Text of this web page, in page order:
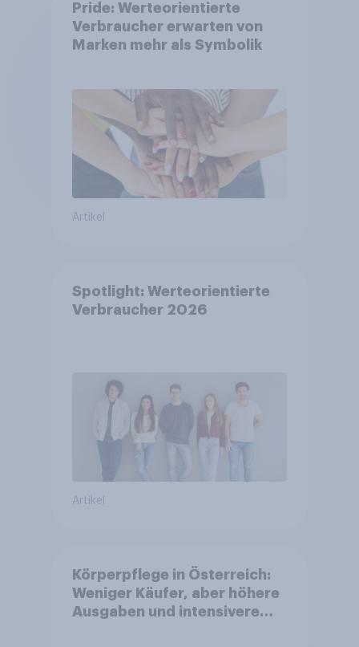
Pride: Werteorientierte
Verbraucher erwarten von
Marken mehr als Symbolik
Artikel
Spotlight: Werteorientierte
Verbraucher 2026
Artikel
Körperpflege in Österreich:
Weniger Käufer, aber höhere
Ausgaben und intensivere